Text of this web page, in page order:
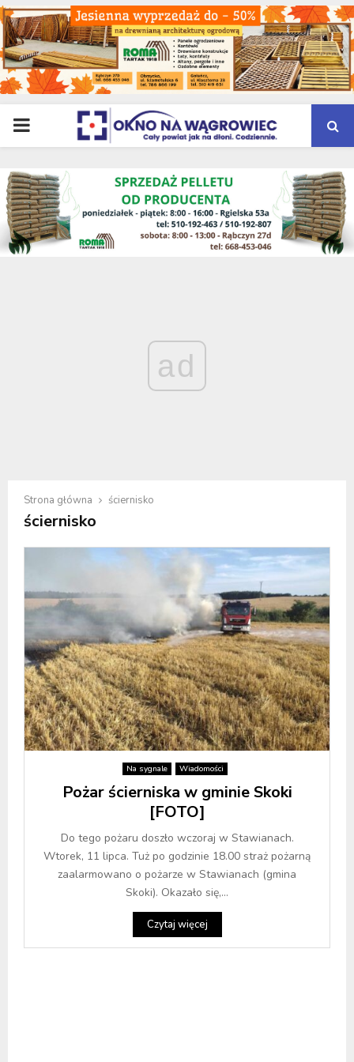
PRIMARY
MENU
ad
Strona główna ściernisko
ściernisko
Na sygnale Wiadomości
Pożar ścierniska w gminie Skoki
[FOTO]
Do tego pożaru doszło wczoraj w Stawianach.
Wtorek, 11 lipca. Tuż po godzinie 18.00 straż pożarną
zaalarmowano o pożarze w Stawianach (gmina
Skoki). Okazało się,...
Czytaj więcej